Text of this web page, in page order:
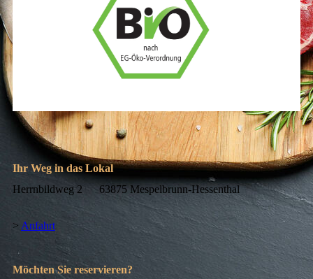
Ihr Weg in das Lokal
Herrnbildweg 2 63875 Mespelbrunn-Hessenthal
> Anfahrt
Möchten Sie reservieren?